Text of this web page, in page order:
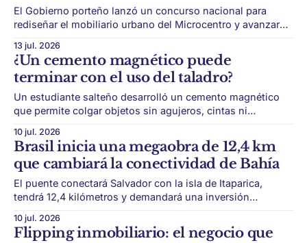
El Gobierno porteño lanzó un concurso nacional para
rediseñar el mobiliario urbano del Microcentro y avanzar
porteño vuelve a estar en el centro de una discusión
urbana: cómo transformar un área histórica, administrativa
y comercial para adaptarla a nuevos usos. El Gobierno
13 jul. 2026
¿Un cemento magnético puede
terminar con el uso del taladro?
Un estudiante salteño desarrolló un cemento magnético
que permite colgar objetos sin agujeros, cintas ni
innovación también llega a las superficies de la vivienda.
Marco Secchi, estudiante salteño de Diseño Industrial,
desarrolló IronPlac, un cemento magnético que permite
colgar objetos
10 jul. 2026
Brasil inicia una megaobra de 12,4 km
que cambiará la conectividad de Bahía
El puente conectará Salvador con la isla de Itaparica,
tendrá 12,4 kilómetros y demandará una inversión
una de las obras de infraestructura más ambiciosas de la
región. El proyecto conectará la ciudad de Salvador con la
10 jul. 2026
Flipping inmobiliario: el negocio que